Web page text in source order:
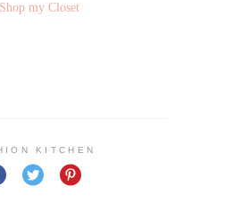
Shop my Closet
KITCHEN